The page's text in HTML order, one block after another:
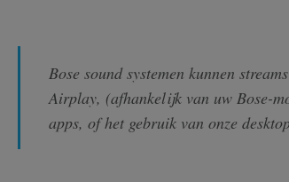
Bose sound systemen kunnen
Airplay, (afhankelijk van uw Bose-
apps, of het gebruik van onze